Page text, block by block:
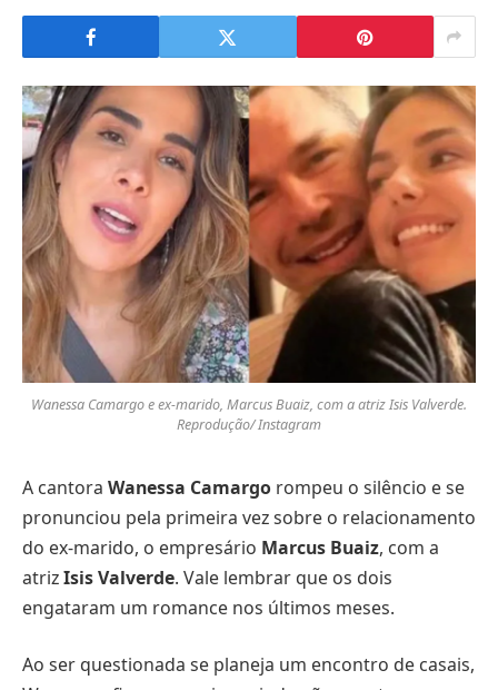
Wanessa Camargo e ex-marido, Marcus Buaiz, com a atriz Isis Valverde.
Reprodução/ Instagram
A cantora Wanessa Camargo rompeu o silêncio e se
pronunciou pela primeira vez sobre o relacionamento
do ex-marido, o empresário Marcus Buaiz, com a
atrizIsis Valverde. Vale lembrar que os dois
engataram um romance nos últimos meses.
Ao ser questionada se planeja um encontro de casais,